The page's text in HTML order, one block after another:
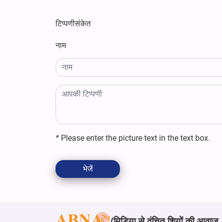
टिप्पणीसंकेत
नाम
* Please enter the picture text in the text box.
भेजें